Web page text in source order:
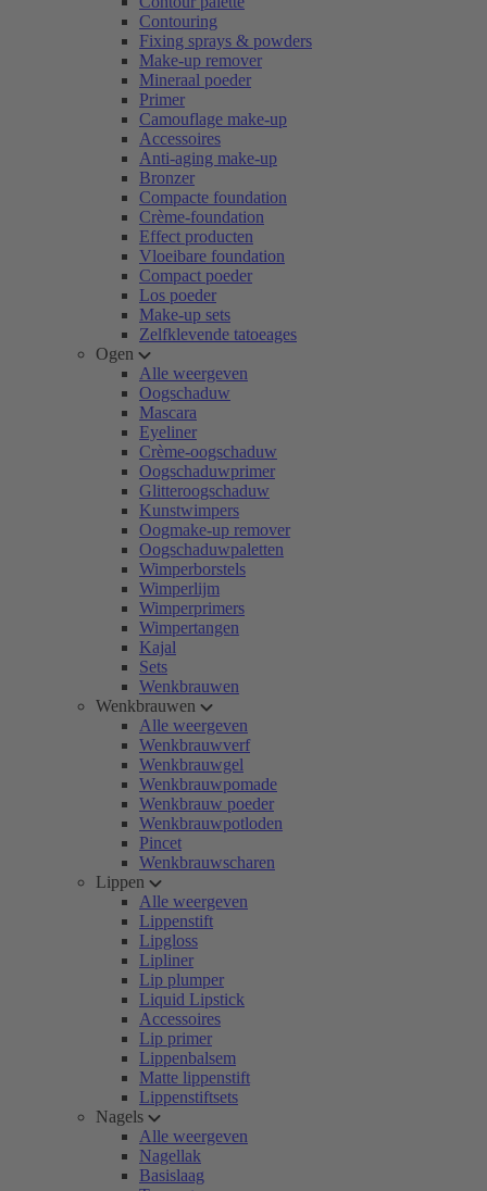
Contouring
Fixing sprays & powders
Make-up remover
Mineraal poeder
Primer
Camouflage make-up
Accessoires
Anti-aging make-up
Bronzer
Compacte foundation
Crème-foundation
Effect producten
Vloeibare foundation
Compact poeder
Los poeder
Make-up sets
Zelfklevende tatoeages
Ogen
Alle weergeven
Oogschaduw
Mascara
Eyeliner
Crème-oogschaduw
Oogschaduwprimer
Glitteroogschaduw
Kunstwimpers
Oogmake-up remover
Oogschaduwpaletten
Wimperborstels
Wimperlijm
Wimperprimers
Wimpertangen
Kajal
Sets
Wenkbrauwen
Wenkbrauwen
Alle weergeven
Wenkbrauwverf
Wenkbrauwgel
Wenkbrauwpomade
Wenkbrauw poeder
Wenkbrauwpotloden
Pincet
Wenkbrauwscharen
Lippen
Alle weergeven
Lippenstift
Lipgloss
Lipliner
Lip plumper
Liquid Lipstick
Accessoires
Lip primer
Lippenbalsem
Matte lippenstift
Lippenstiftsets
Nagels
Alle weergeven
Nagellak
Basislaag